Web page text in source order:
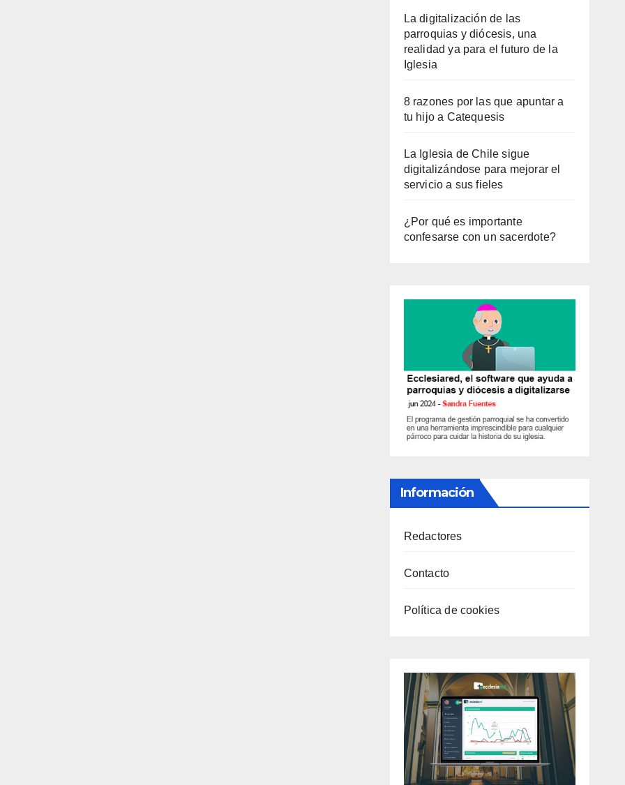
La digitalización de las
parroquias y diócesis, una
realidad ya para el futuro de la
Iglesia
8 razones por las que apuntar a
tu hijo a Catequesis
La Iglesia de Chile sigue
digitalizándose para mejorar el
servicio a sus fieles
¿Por qué es importante
confesarse con un sacerdote?
Información
Redactores
Contacto
Política de cookies